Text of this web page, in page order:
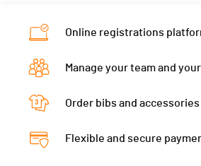
Online registrations
Manage your team and
Order bibs and accessories
Flexible and secure